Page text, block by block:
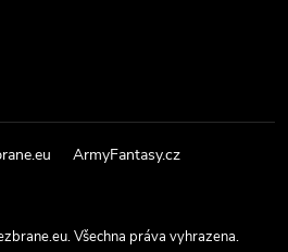
ArmyFantasy.cz
. Všechna práva vyhrazena.